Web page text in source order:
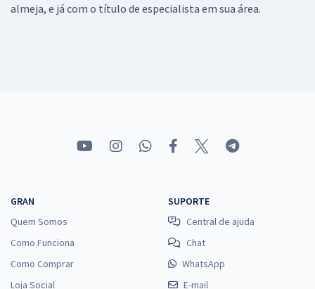
almeja, e já com o título de especialista em sua área.
GRAN
Quem Somos
Como Funciona
Como Comprar
Loja Social
SUPORTE
Central de ajuda
Chat
WhatsApp
E-mail